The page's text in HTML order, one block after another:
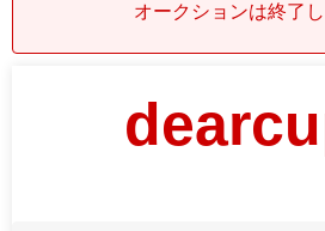
オークションは終了し